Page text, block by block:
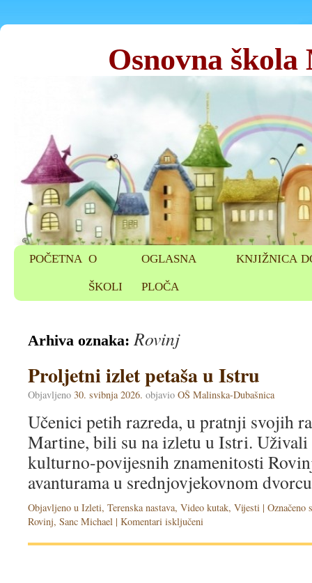
Osnovna
POČETNA O
ŠKOLI
OGLASNA
PLOČA
KNJIŽNICA
Arhiva oznaka:Rovinj
Proljetni izlet petaša u Istru
Objavljeno 30. svibnja 2026. objavio OŠ Malinska-Dubašnica
Učenici petih razreda, u pratnji svojih
Martine, bili su na izletu u Istri. Uživali
kulturno-povijesnih znamenitosti
avanturama u srednjovjekovnom
Objavljeno u Izleti, Terenska nastava, Video kutak, Vijesti | Označeno
Rovinj, Sanc Michael | Komentari isključeni